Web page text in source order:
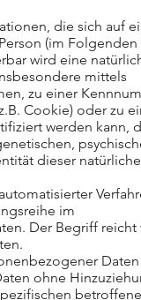
die sich auf
(im Folgenden
wird eine
mittels
zu einer
Cookie) oder zu
werden kann,
dieser
im
Der Begriff reicht
ohne